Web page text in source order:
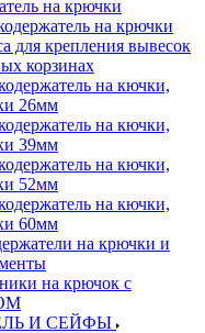
на крючки
на крючки
для крепления вывесок
корзинах
на кючки,
26мм
на кючки,
39мм
на кючки,
52мм
на кючки,
60мм
на крючки и
на крючок с
И СЕЙФЫ